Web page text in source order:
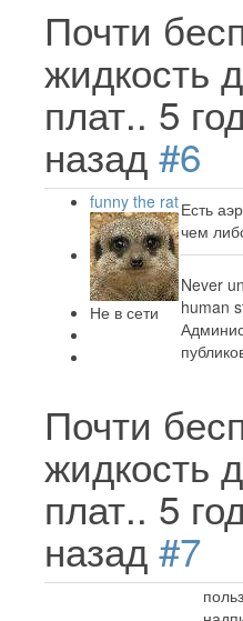
Почти
жидкость
плат.. 5
назад #6
funny the rat
Не в сети
Есть
чем
Never
human
Почти
жидкость
плат.. 5
назад #7